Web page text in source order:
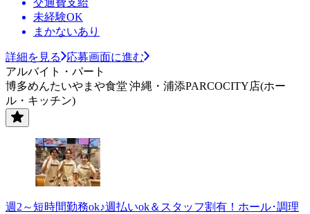
未経験OK
まかないあり
詳細を見る
応募画面に進む
アルバイト・パート
博多めんたいやまや食堂 沖縄・浦添PARCOCITY店(ホー
ル・キッチン)
週2～短時間勤務ok♪週払いok＆スタッフ割有！ホール･調理